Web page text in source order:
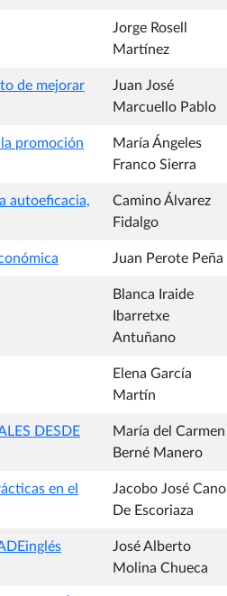
Jorge Rosell
Martínez
de mejorar
Juan José
Marcuello Pablo
promoción
María Ángeles
Franco Sierra
autoeficacia,
Camino Álvarez
Fidalgo
Juan Perote Peña
Blanca Iraide
Ibarretxe
Antuñano
Elena García
Martín
DESDE
María del Carmen
Berné Manero
en el
Jacobo José Cano
De Escoriaza
José Alberto
Molina Chueca